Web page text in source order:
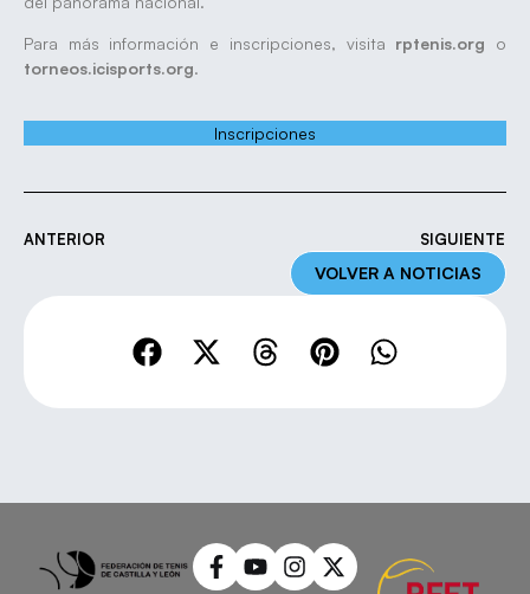
Para más información e inscripciones, visita rptenis.org o
torneos.icisports.org.
Inscripciones
ANTERIOR SIGUIENTE
VOLVER A NOTICIAS